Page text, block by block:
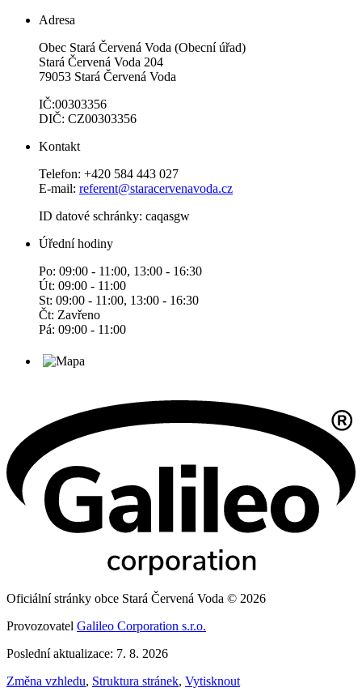
Adresa
Obec Stará Červená Voda (Obecní úřad)
Stará Červená Voda 204
79053 Stará Červená Voda
IČ:00303356
DIČ: CZ00303356
Kontakt
Telefon: +420 584 443 027
E-mail: referent@staracervenavoda.cz
ID datové schránky: caqasgw
Úřední hodiny
Po: 09:00 - 11:00, 13:00 - 16:30
Út: 09:00 - 11:00
St: 09:00 - 11:00, 13:00 - 16:30
Čt: Zavřeno
Pá: 09:00 - 11:00
Oficiální stránky obce Stará Červená Voda © 2026
Provozovatel Galileo Corporation s.r.o.
Poslední aktualizace: 7. 8. 2026
Změna vzhledu, Struktura stránek, Vytisknout